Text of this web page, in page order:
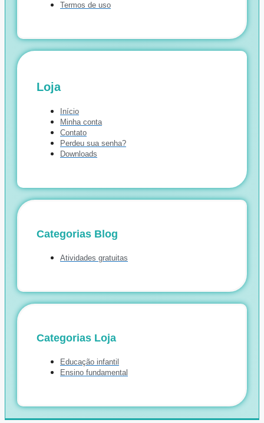
Termos de uso
Loja
Início
Minha conta
Contato
Perdeu sua senha?
Downloads
Categorias Blog
Atividades gratuitas
Categorias Loja
Educação infantil
Ensino fundamental